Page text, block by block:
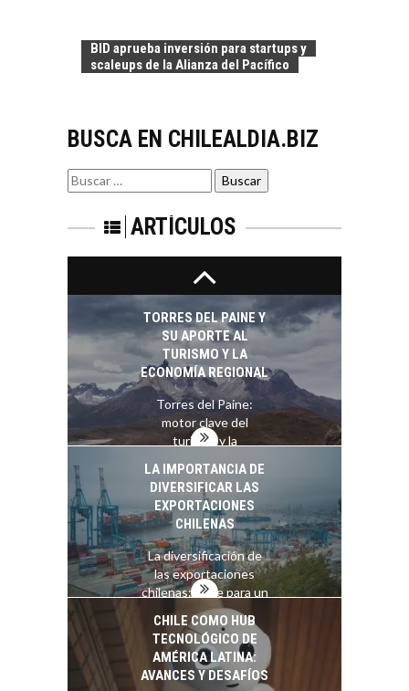
BID aprueba inversión para startups y
scaleups de la Alianza del Pacífico
BUSCA EN CHILEALDIA.BIZ
Buscar
por:
ARTÍCULOS
las empresas…
CHILE:
ALTERNATIVAS MÁS
Financiamiento para
alternativas que
trascienden el
EL CRECIMIENTO DE
LOS SERVICIOS
EXPORTADOS DESDE
CHILE
El auge de las
servicios digitales en
Chile:…
TORRES DEL PAINE Y
SU APORTE AL
TURISMO Y LA
ECONOMÍA REGIONAL
Torres del Paine:
motor clave del
turismo y la
LA IMPORTANCIA DE
DIVERSIFICAR LAS
EXPORTACIONES
CHILENAS
La diversificación de
las exportaciones
chilenas: clave para un
crecimiento…
CHILE COMO HUB
TECNOLÓGICO DE
AMÉRICA LATINA:
AVANCES Y DESAFÍOS